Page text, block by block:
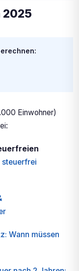
2025
Einwohner)
steuerfrei
Wann müssen